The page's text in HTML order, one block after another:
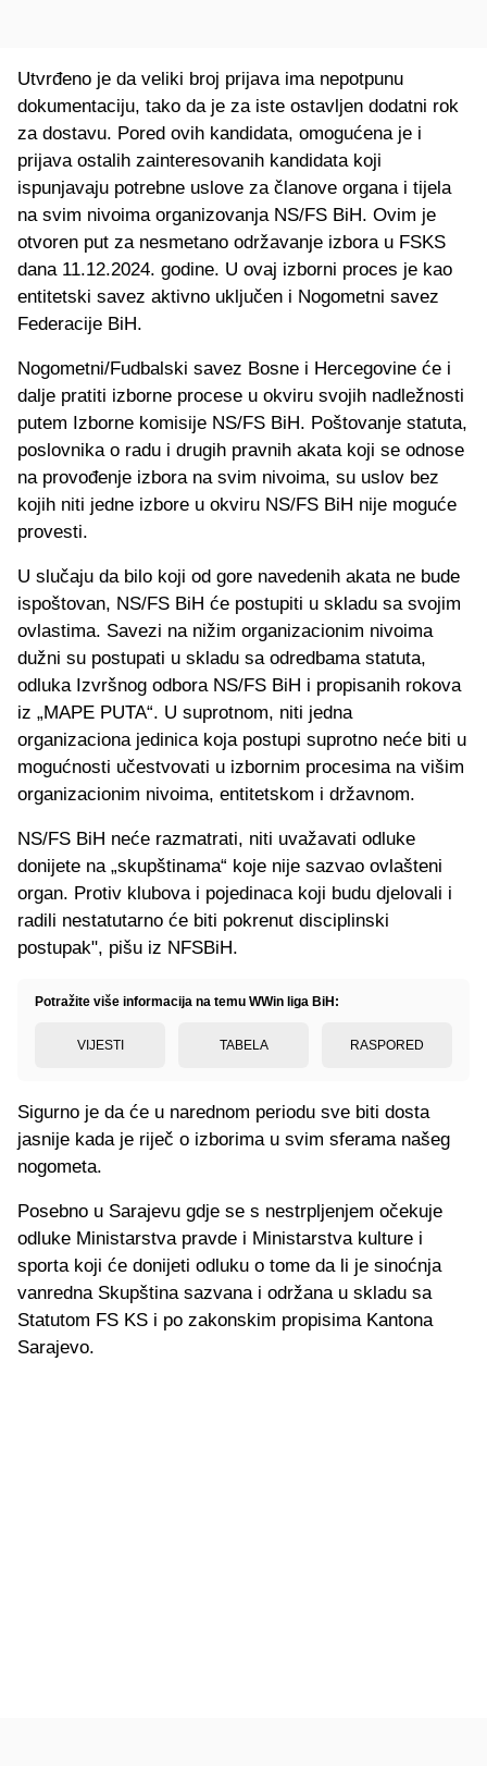
Utvrđeno je da veliki broj prijava ima nepotpunu
dokumentaciju, tako da je za iste ostavljen dodatni rok
za dostavu. Pored ovih kandidata, omogućena je i
prijava ostalih zainteresovanih kandidata koji
ispunjavaju potrebne uslove za članove organa i tijela
na svim nivoima organizovanja NS/FS BiH. Ovim je
otvoren put za nesmetano održavanje izbora u FSKS
dana 11.12.2024. godine. U ovaj izborni proces je kao
entitetski savez aktivno uključen i Nogometni savez
Federacije BiH.
Nogometni/Fudbalski savez Bosne i Hercegovine će i
dalje pratiti izborne procese u okviru svojih nadležnosti
putem Izborne komisije NS/FS BiH. Poštovanje statuta,
poslovnika o radu i drugih pravnih akata koji se odnose
na provođenje izbora na svim nivoima, su uslov bez
kojih niti jedne izbore u okviru NS/FS BiH nije moguće
provesti.
U slučaju da bilo koji od gore navedenih akata ne bude
ispoštovan, NS/FS BiH će postupiti u skladu sa svojim
ovlastima. Savezi na nižim organizacionim nivoima
dužni su postupati u skladu sa odredbama statuta,
odluka Izvršnog odbora NS/FS BiH i propisanih rokova
iz „MAPE PUTA“. U suprotnom, niti jedna
organizaciona jedinica koja postupi suprotno neće biti u
mogućnosti učestvovati u izbornim procesima na višim
organizacionim nivoima, entitetskom i državnom.
NS/FS BiH neće razmatrati, niti uvažavati odluke
donijete na „skupštinama“ koje nije sazvao ovlašteni
organ. Protiv klubova i pojedinaca koji budu djelovali i
radili nestatutarno će biti pokrenut disciplinski
postupak", pišu iz NFSBiH.
Potražite više informacija na temu WWin liga BiH:
VIJESTI TABELA RASPORED
Sigurno je da će u narednom periodu sve biti dosta
jasnije kada je riječ o izborima u svim sferama našeg
nogometa.
Posebno u Sarajevu gdje se s nestrpljenjem očekuje
odluke Ministarstva pravde i Ministarstva kulture i
sporta koji će donijeti odluku o tome da li je sinoćnja
vanredna Skupština sazvana i održana u skladu sa
Statutom FS KS i po zakonskim propisima Kantona
Sarajevo.